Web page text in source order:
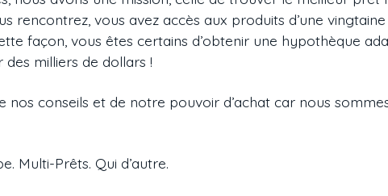
rencontrez, vous avez accès aux produits d’une vingtaine
façon, vous êtes certains d’obtenir une hypothèque
milliers de dollars !
conseils et de notre pouvoir d’achat car nous
Multi-Prêts. Qui d’autre.